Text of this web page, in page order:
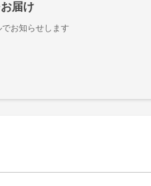
届け
お知らせします